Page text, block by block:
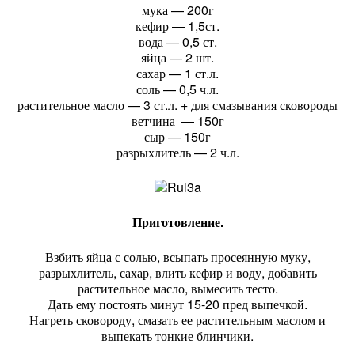
мука — 200г
кефир — 1,5ст.
вода — 0,5 ст.
яйца — 2 шт.
сахар — 1 ст.л.
соль — 0,5 ч.л.
растительное масло — 3 ст.л. + для смазывания сковороды
ветчина — 150г
сыр — 150г
разрыхлитель — 2 ч.л.
Приготовление.
Взбить яйца с солью, всыпать просеянную муку,
разрыхлитель, сахар, влить кефир и воду, добавить
растительное масло, вымесить тесто.
Дать ему постоять минут 15-20 пред выпечкой.
Нагреть сковороду, смазать ее растительным маслом и
выпекать тонкие блинчики.